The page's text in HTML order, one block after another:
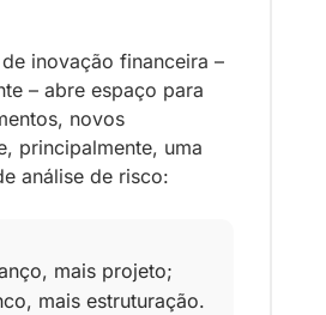
inovação financeira –
– abre espaço para
novos
principalmente, uma
análise de risco:
mais projeto;
mais estruturação.